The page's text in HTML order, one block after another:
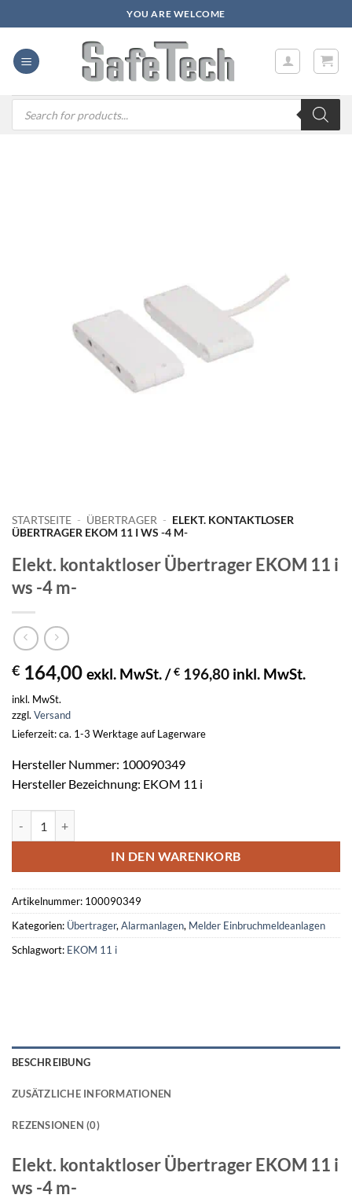
Inhalt
springen
YOU ARE WELCOME
Products
search
STARTSEITE - ÜBERTRAGER - ELEKT. KONTAKTLOSER
ÜBERTRAGER EKOM 11 I WS -4 M-
Elekt. kontaktloser Übertrager EKOM 11 i
ws -4 m-
€ 164,00 exkl. MwSt. /€ 196,80 inkl. MwSt.
inkl. MwSt.
zzgl. Versand
Lieferzeit: ca. 1-3 Werktage auf Lagerware
Hersteller Nummer: 100090349
Hersteller Bezeichnung: EKOM 11 i
IN DEN WARENKORB
Artikelnummer: 100090349
Kategorien: Übertrager, Alarmanlagen, Melder Einbruchmeldeanlagen
Schlagwort: EKOM 11 i
BESCHREIBUNG
ZUSÄTZLICHE INFORMATIONEN
REZENSIONEN (0)
Elekt. kontaktloser ÜbertragerEKOM 11 i
ws -4 m-